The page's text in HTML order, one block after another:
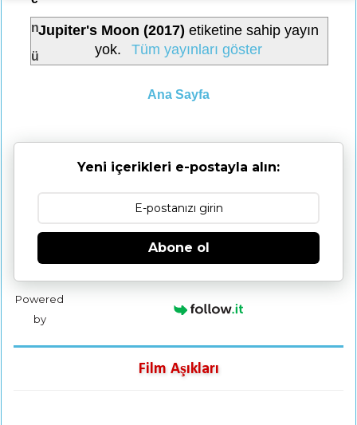
n
ü
Jupiter's Moon (2017) etiketine sahip yayın
yok.
Tüm yayınları göster
Ana Sayfa
Yeni içerikleri e-postayla alın:
Abone ol
Powered
by
Film Aşıkları